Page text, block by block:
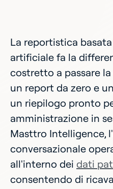
La reportistica
artificiale fa la
costretto a passare
un report da zero e
un riepilogo pronto
amministrazione in
Masttro Intelligence,
conversazionale
all'interno dei dati
consentendo di